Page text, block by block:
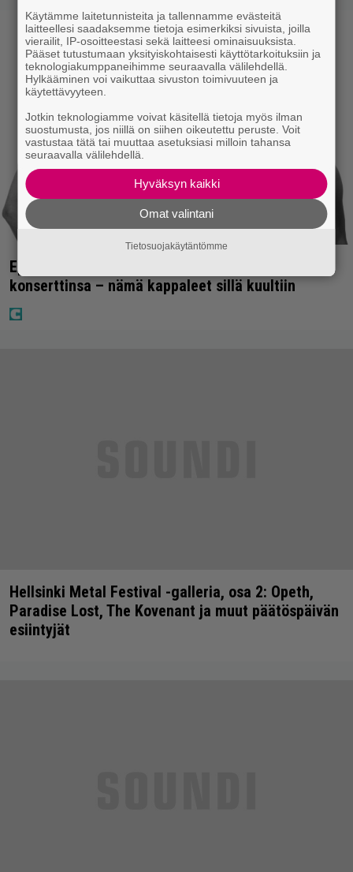
Eppu Normaali soitti kaikkien aikojen viimeisen
konserttinsa – nämä kappaleet sillä kuultiin
Hellsinki Metal Festival -galleria, osa 2: Opeth,
Paradise Lost, The Kovenant ja muut päätöspäivän
esiintyjät
Käytämme laitetunnisteita ja tallennamme evästeitä
laitteellesi saadaksemme tietoja esimerkiksi sivuista, joilla
vierailit, IP-osoitteestasi sekä laitteesi ominaisuuksista.
Pääset tutustumaan yksityiskohtaisesti käyttötarkoituksiin ja
teknologiakumppaneihimme seuraavalla välilehdellä.
Hylkääminen voi vaikuttaa sivuston toimivuuteen ja
käytettävyyteen.
Jotkin teknologiamme voivat käsitellä tietoja myös ilman
suostumusta, jos niillä on siihen oikeutettu peruste. Voit
vastustaa tätä tai muuttaa asetuksiasi milloin tahansa
seuraavalla välilehdellä.
Hyväksyn kaikki
Omat valintani
Tietosuojakäytäntömme